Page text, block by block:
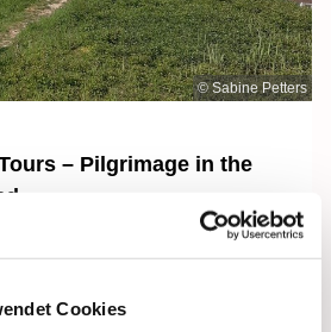
Cookies
© Sabine Petters
– Pilgrimage in the
e.V. (ÖPI) has been
in and around Stralsund for
faith in a lively way. The starting